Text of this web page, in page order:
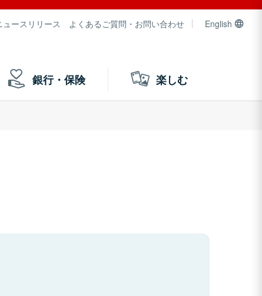
ュースリリース よくあるご質問・お問い合わせ English
銀行・保険 楽しむ